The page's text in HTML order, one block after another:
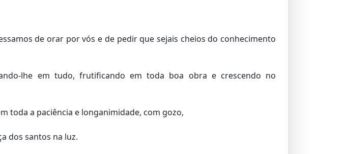
de orar por vós e de pedir que sejais cheios do conhecimento
lhe em tudo, frutificando em toda boa obra e crescendo no
toda a paciência e longanimidade, com gozo,
dos santos na luz.